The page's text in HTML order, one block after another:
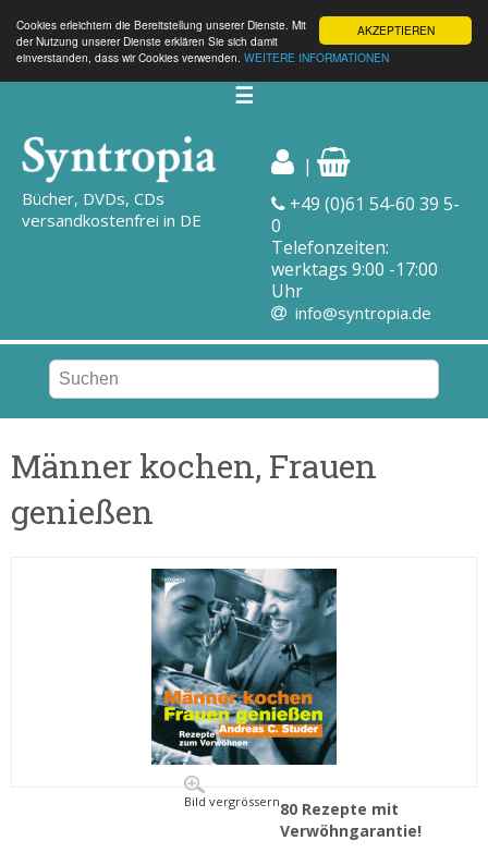
AKZEPTIEREN
Cookies erleichtern die Bereitstellung unserer Dienste. Mit
der Nutzung unserer Dienste erklären Sie sich damit
einverstanden, dass wir Cookies verwenden. WEITERE INFORMATIONEN
☰
Bücher, DVDs, CDs
versandkostenfrei in DE
|
+49 (0)61 54-60 39 5-
0
Telefonzeiten:
werktags 9:00 -17:00
Uhr
info@syntropia.de
Männer kochen, Frauen
genießen
Bild vergrössern80 Rezepte mit
Verwöhngarantie!